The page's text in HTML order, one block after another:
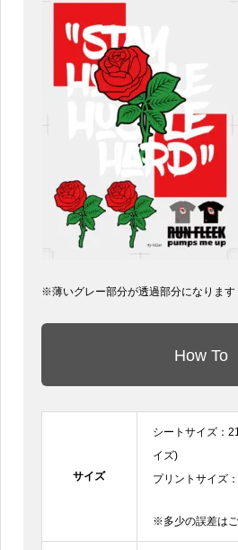
※薄いグレー部分が透過部分になります
How To
サイズ
シートサイズ：
イズ)
プリントサイズ：
※多少の誤差はご